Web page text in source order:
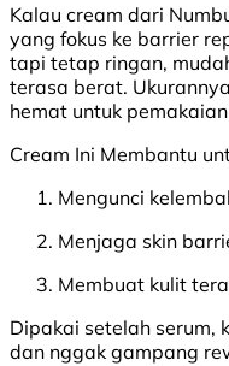
Kalau cream dari
yang fokus ke barrier
tapi tetap ringan,
terasa berat.
hemat untuk
Cream Ini Membantu
Mengunci
Menjaga skin
Membuat kulit
Dipakai setelah serum,
dan nggak gampang